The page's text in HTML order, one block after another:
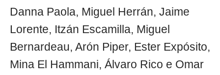
Danna Paola, Miguel Herrán, Jaime
Lorente, Itzán Escamilla, Miguel
Bernardeau, Arón Piper, Ester Expósito,
Mina El Hammani, Álvaro Rico e Omar